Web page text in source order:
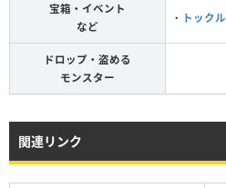
宝箱・イベント
など
・ トックル
ドロップ・盗める
モンスター
関連リンク